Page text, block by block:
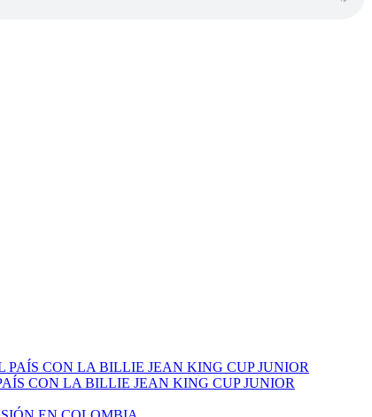
CON LA BILLIE JEAN KING CUP JUNIOR